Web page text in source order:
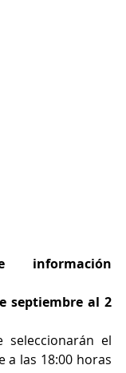
información
septiembre al 2
seleccionarán el
a las 18:00 horas